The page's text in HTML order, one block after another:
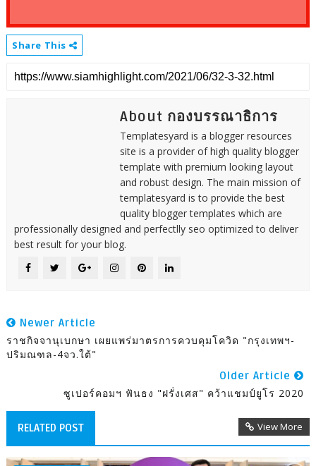
Share This
About กองบรรณาธิการ
Templatesyard is a blogger resources
site is a provider of high quality blogger
template with premium looking layout
and robust design. The main mission of
templatesyard is to provide the best
quality blogger templates which are
professionally designed and perfectlly seo optimized to deliver
best result for your blog.
Newer Article
ราชกิจจานุเบกษา เผยแพร่มาตรการควบคุมโควิด "กรุงเทพฯ-
ปริมณฑล-4จว.ใต้"
Older Article
ซูเปอร์คอมฯ ฟันธง "ฝรั่งเศส" คว้าแชมป์ยูโร 2020
RELATED POST View More